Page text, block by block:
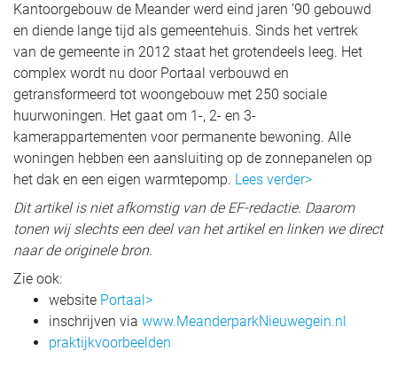
Kantoorgebouw de Meander werd eind jaren ’90 gebouwd
en diende lange tijd als gemeentehuis. Sinds het vertrek
van de gemeente in 2012 staat het grotendeels leeg. Het
complex wordt nu door Portaal verbouwd en
getransformeerd tot woongebouw met 250 sociale
huurwoningen. Het gaat om 1-, 2- en 3-
kamerappartementen voor permanente bewoning. Alle
woningen hebben een aansluiting op de zonnepanelen op
het dak en een eigen warmtepomp. Lees verder>
Dit artikel is niet afkomstig van de EF-redactie. Daarom
tonen wij slechts een deel van het artikel en linken we direct
naar de originele bron.
Zie ook:
website Portaal>
inschrijven via www.MeanderparkNieuwegein.nl
praktijkvoorbeelden